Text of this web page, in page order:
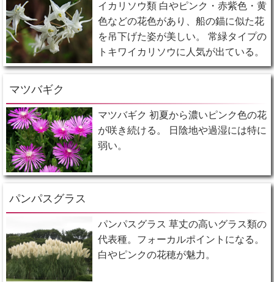
イカリソウ類 白やピンク・赤紫色・黄
色などの花色があり、船の錨に似た花
を吊下げた姿が美しい。 常緑タイプの
トキワイカリソウに人気が出ている。
マツバギク
マツバギク 初夏から濃いピンク色の花
が咲き続ける。 日陰地や過湿には特に
弱い。
パンパスグラス
パンパスグラス 草丈の高いグラス類の
代表種。フォーカルポイントになる。
白やピンクの花穂が魅力。